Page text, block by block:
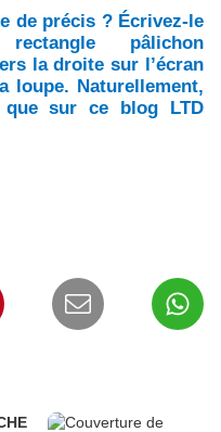
de précis ? Écrivez-le
pâlichon
la droite sur l’écran
loupe. Naturellement,
que sur ce blog LTD